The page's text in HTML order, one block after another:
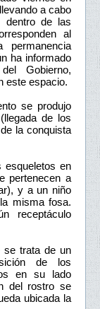
a cabo
dentro de las
al
ha informado
Gobierno,
este espacio.
se produjo
de los
la conquista
esqueletos en
pertenecen a
y a un niño
misma fosa.
receptáculo
se trata de un
de los
en su lado
del rostro se
ubicada la